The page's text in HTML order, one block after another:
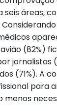
seis áreas,
(82%)
jornalistas
(71%). A
para